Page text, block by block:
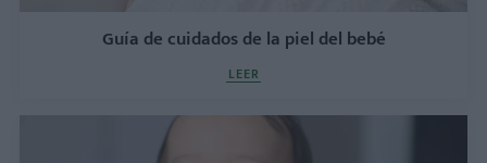
Guía de cuidados de la piel del bebé
LEER